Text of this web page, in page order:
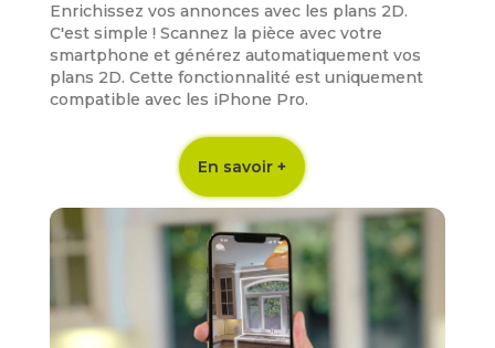
Enrichissez vos annonces avec les plans 2D.
C'est simple ! Scannez la pièce avec votre
smartphone et générez automatiquement vos
plans 2D. Cette fonctionnalité est uniquement
compatible avec les iPhone Pro.
En savoir +